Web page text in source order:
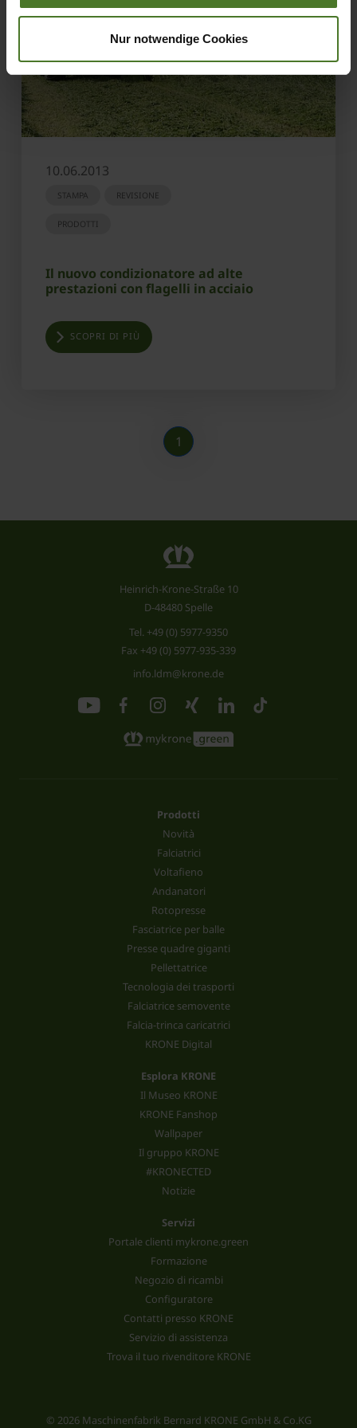
Nur notwendige Cookies
10.06.2013
STAMPA REVISIONE
PRODOTTI
Il nuovo condizionatore ad alte
prestazioni con flagelli in acciaio
SCOPRI DI PIÙ
1
Heinrich-Krone-Straße 10
D-48480 Spelle
Tel. +49 (0) 5977-9350
Fax +49 (0) 5977-935-339
info.ldm@krone.de
Prodotti
Novità
Falciatrici
Voltafieno
Andanatori
Rotopresse
Fasciatrice per balle
Presse quadre giganti
Pellettatrice
Tecnologia dei trasporti
Falciatrice semovente
Falcia-trinca caricatrici
KRONE Digital
Esplora KRONE
Il Museo KRONE
KRONE Fanshop
Wallpaper
Il gruppo KRONE
#KRONECTED
Notizie
Servizi
Portale clienti mykrone.green
Formazione
Negozio di ricambi
Configuratore
Contatti presso KRONE
Servizio di assistenza
Trova il tuo rivenditore KRONE
© 2026 Maschinenfabrik Bernard KRONE GmbH & Co.KG